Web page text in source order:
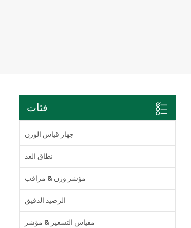
فئات
جهاز قياس الوزن
نطاق العد
مؤشر وزن & مراقب
الرصيد الدقيق
مقياس التسعير & مؤشر